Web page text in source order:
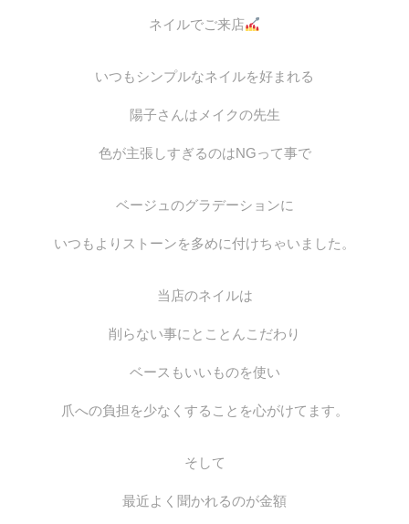
ネイルでご来店
いつもシンプルなネイルを好まれる
陽子さんはメイクの先生
色が主張しすぎるのはNGって事で
ベージュのグラデーションに
いつもよりストーンを多めに付けちゃいました。
当店のネイルは
削らない事にとことんこだわり
ベースもいいものを使い
爪への負担を少なくすることを心がけてます。
そして
最近よく聞かれるのが金額